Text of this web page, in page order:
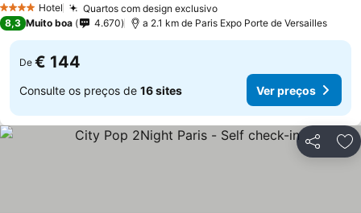
4 EstrelasHotel Quartos com design exclusivo
8,3 Muito boa 4.670 a 2.1 km de Paris Expo Porte de Versailles
De € 144
Consulte os preços de 16 sites Ver preços
Partilhar